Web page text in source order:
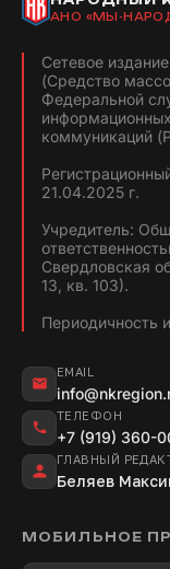
АНО «МЫ-
Сетевое
(Средство
Федеральной
коммуникаций
21.04.2025 г.
Учредитель:
Свердловская
13, кв. 103).
Периодичность
EMAIL
ТЕЛЕФОН
+7 (919) 360-
ГЛАВНЫЙ
Беляев
МОБИЛЬНОЕ